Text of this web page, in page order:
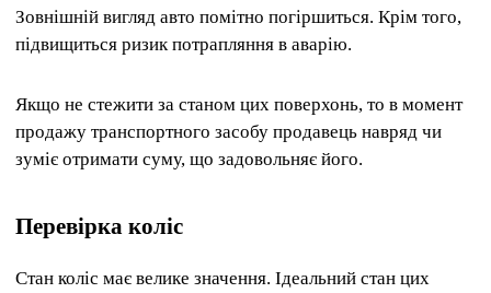
Зовнішній вигляд авто помітно погіршиться. Крім того,
підвищиться ризик потрапляння в аварію.
Якщо не стежити за станом цих поверхонь, то в момент
продажу транспортного засобу продавець навряд чи
зуміє отримати суму, що задовольняє його.
Перевірка коліс
Стан коліс має велике значення. Ідеальний стан цих